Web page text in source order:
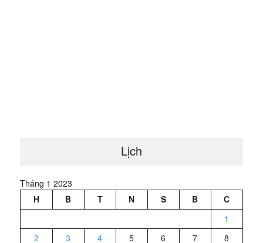
Lịch
Tháng 1 2023
H
B T N S B
C
1
2
3 4 5 6 7
8